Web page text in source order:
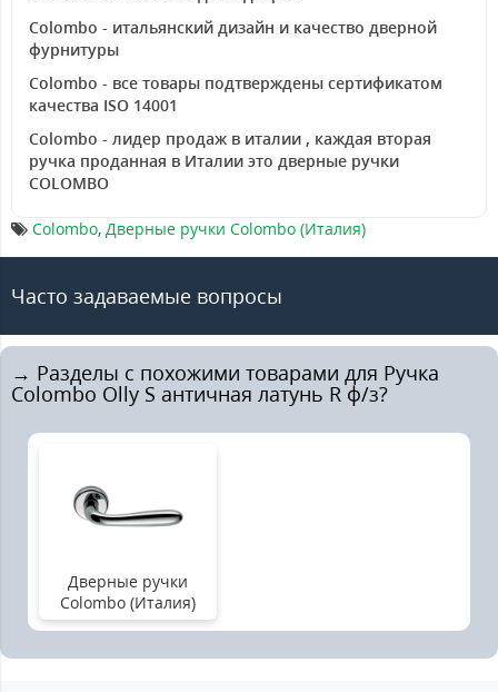
Colombo - итальянский дизайн и качество дверной
фурнитуры
Colombo - все товары подтверждены сертификатом
качества ISO 14001
Colombo - лидер продаж в италии , каждая вторая
ручка проданная в Италии это дверные ручки
COLOMBO
Colombo, Дверные ручки Colombo (Италия)
Часто задаваемые вопросы
→ Разделы с похожими товарами для Ручка
Colombo Olly S античная латунь R ф/з?
Дверные ручки
Colombo (Италия)